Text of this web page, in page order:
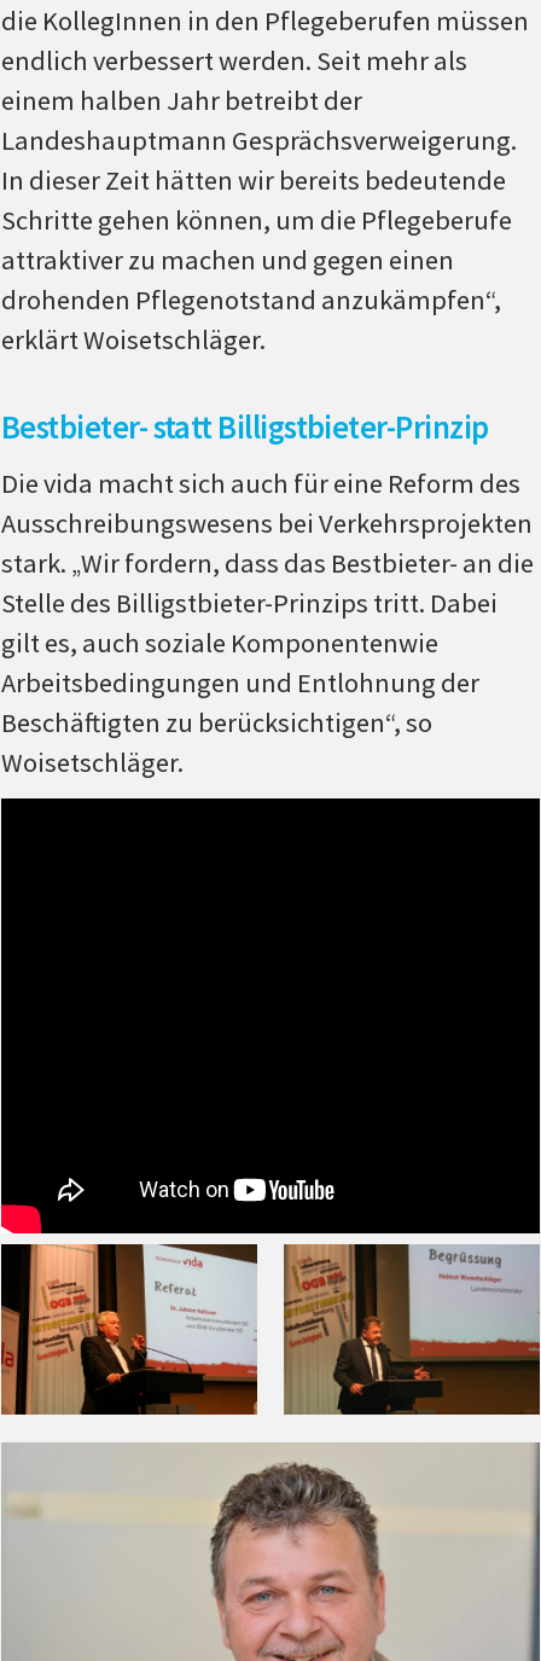
die KollegInnen in den Pflegeberufen müssen
endlich verbessert werden. Seit mehr als
einem halben Jahr betreibt der
Landeshauptmann Gesprächsverweigerung.
In dieser Zeit hätten wir bereits bedeutende
Schritte gehen können, um die Pflegeberufe
attraktiver zu machen und gegen einen
drohenden Pflegenotstand anzukämpfen“,
erklärt Woisetschläger.
Bestbieter- statt Billigstbieter-Prinzip
Die vida macht sich auch für eine Reform des
Ausschreibungswesens bei Verkehrsprojekten
stark. „Wir fordern, dass das Bestbieter- an die
Stelle des Billigstbieter-Prinzips tritt. Dabei
gilt es, auch soziale Komponentenwie
Arbeitsbedingungen und Entlohnung der
Beschäftigten zu berücksichtigen“, so
Woisetschläger.